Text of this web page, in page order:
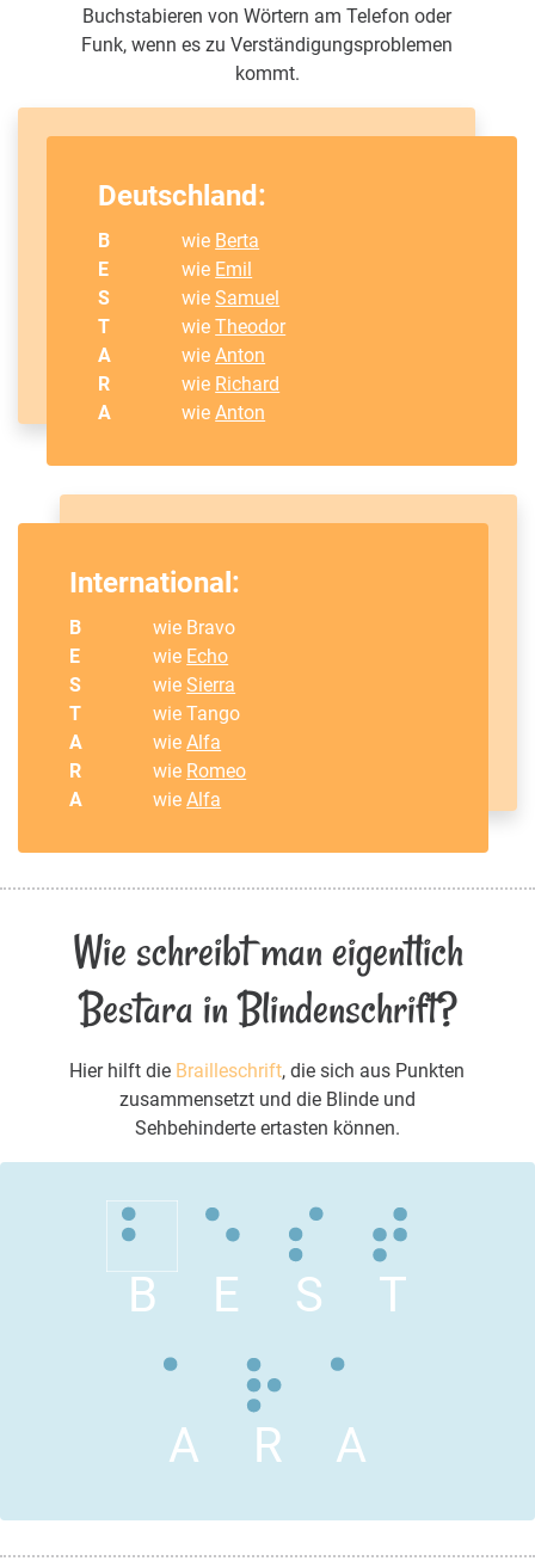
Buchstabieren von Wörtern am Telefon oder
Funk, wenn es zu Verständigungsproblemen
kommt.
Deutschland:
B wie Berta
E
wie Emil
S
wieSamuel
T
wieTheodor
A
wieAnton
R
wie Richard
A
wieAnton
International:
B
wie Bravo
E
wie Echo
S
wieSierra
T
wie Tango
A
wieAlfa
R
wie Romeo
A
wieAlfa
Wie schreibt man eigentlich
Bestara in Blindenschrift?
Hier hilft die Brailleschrift, die sich aus Punkten
zusammensetzt und die Blinde und
Sehbehinderte ertasten können.
B E S T
A R A